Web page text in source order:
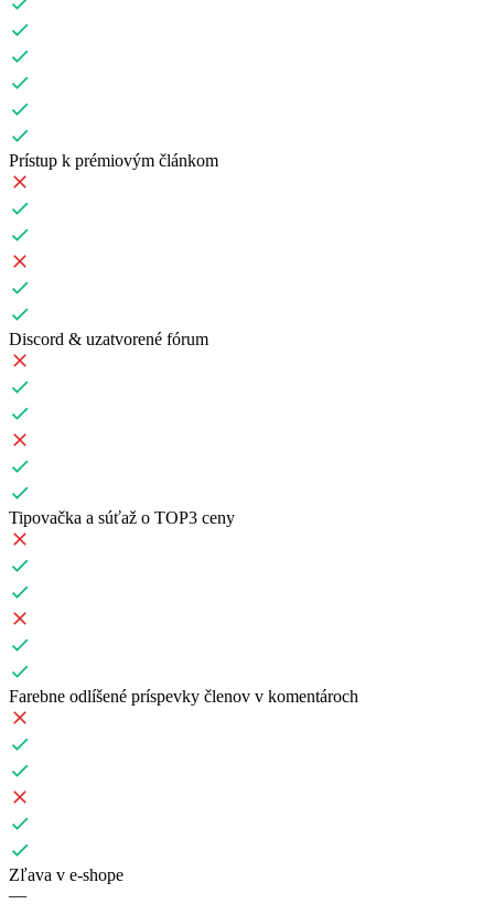
Prístup k prémiovým článkom
Discord & uzatvorené fórum
Tipovačka a súťaž o TOP3 ceny
Farebne odlíšené príspevky členov v komentároch
Zľava v e-shope
—